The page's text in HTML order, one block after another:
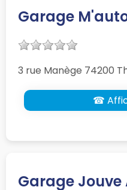
Garage
3 rue Manège 74200
☎
Garage Jouve